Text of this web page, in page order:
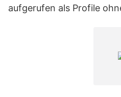
aufgerufen als Profile